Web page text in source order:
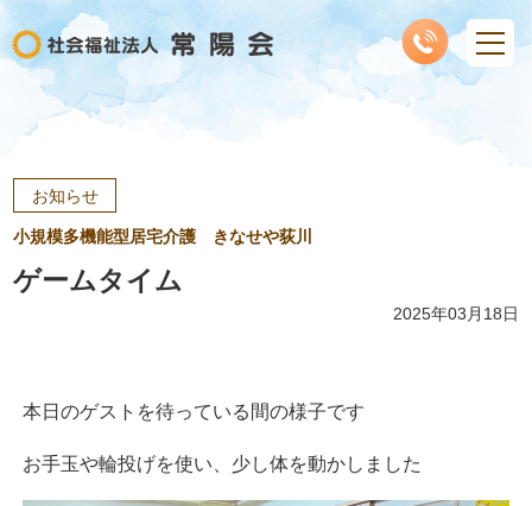
お知らせ
小規模多機能型居宅介護 きなせや荻川
ゲームタイム
2025年03月18日
本日のゲストを待っている間の様子です
お手玉や輪投げを使い、少し体を動かしました